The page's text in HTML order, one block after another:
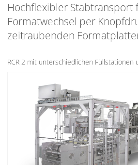
Hochflexibler Stabtransport
Formatwechsel per
zeitraubenden
RCR 2 mit unterschiedlichen Füllstationen